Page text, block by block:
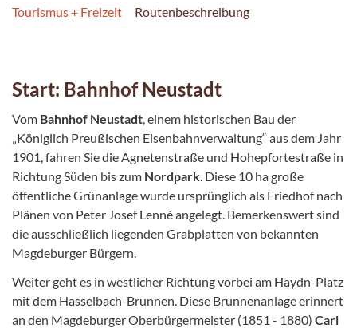
Tourismus + Freizeit Routenbeschreibung
Start: Bahnhof Neustadt
Vom Bahnhof Neustadt , einem historischen Bau der
„Königlich Preußischen Eisenbahnverwaltung“ aus dem Jahr
1901, fahren Sie die Agnetenstraße und Hohepfortestraße in
Richtung Süden bis zum Nordpark . Diese 10 ha große
öffentliche Grünanlage wurde ursprünglich als Friedhof nach
Plänen von Peter Josef Lenné angelegt. Bemerkenswert sind
die ausschließlich liegenden Grabplatten von bekannten
Magdeburger Bürgern.
Weiter geht es in westlicher Richtung vorbei am Haydn-Platz
mit dem Hasselbach-Brunnen. Diese Brunnenanlage erinnert
an den Magdeburger Oberbürgermeister (1851 - 1880) Carl